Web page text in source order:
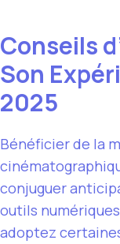
Conseils
Son
2025
Bénéficier de la
conjuguer
outils
adoptez